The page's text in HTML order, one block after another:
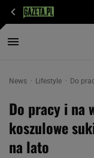
News Lifestyle Do
Do pracy i na
koszulowe
na lato